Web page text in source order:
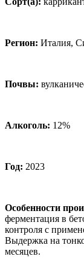
Регион: Италия,
Почвы:
Алкоголь: 12%
Год: 2023
Особенности
ферментация в
контроля с
Выдержка на
месяцев.